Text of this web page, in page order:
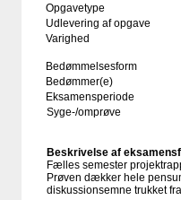
Opgavetype
Udlevering af opgave
Varighed
Bedømmelsesform
Bedømmer(e)
Eksamensperiode
Syge-/omprøve
Beskrivelse af
Fælles semester
Prøven dækker hele
diskussionsemne trukket